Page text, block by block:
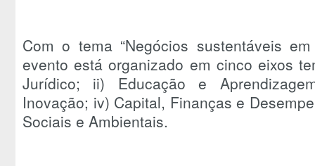
Com o tema “Negócios sustentáveis
evento está organizado em cinco eixos
Jurídico; ii) Educação e
Inovação; iv) Capital, Finanças e
Sociais e Ambientais.